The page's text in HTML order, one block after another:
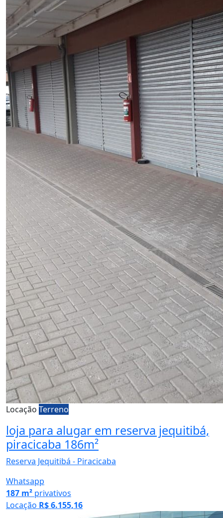
Locação Terreno
loja para alugar em reserva jequitibá,
piracicaba 186m²
Reserva Jequitibá - Piracicaba
Whatsapp
187 m² privativos
Locação R$ 6.155,16